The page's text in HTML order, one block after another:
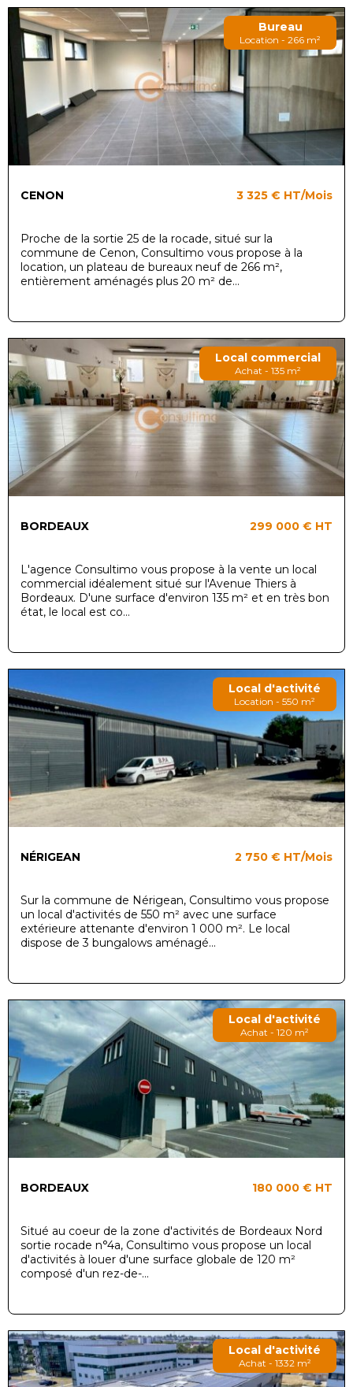
Bureau
Location - 266 m²
CENON 3 325 € HT/Mois
Proche de la sortie 25 de la rocade, situé sur la
commune de Cenon, Consultimo vous propose à la
location, un plateau de bureaux neuf de 266 m²,
entièrement aménagés plus 20 m² de...
Local commercial
Achat - 135 m²
BORDEAUX 299 000 € HT
L'agence Consultimo vous propose à la vente un local
commercial idéalement situé sur l'Avenue Thiers à
Bordeaux. D'une surface d'environ 135 m² et en très bon
état, le local est co...
Local d'activité
Location - 550 m²
NÉRIGEAN 2 750 € HT/Mois
Sur la commune de Nérigean, Consultimo vous propose
un local d'activités de 550 m² avec une surface
extérieure attenante d'environ 1 000 m². Le local
dispose de 3 bungalows aménagé...
Local d'activité
Achat - 120 m²
BORDEAUX 180 000 € HT
Situé au coeur de la zone d'activités de Bordeaux Nord
sortie rocade n°4a, Consultimo vous propose un local
d'activités à louer d'une surface globale de 120 m²
composé d'un rez-de-...
Local d'activité
Achat - 1332 m²